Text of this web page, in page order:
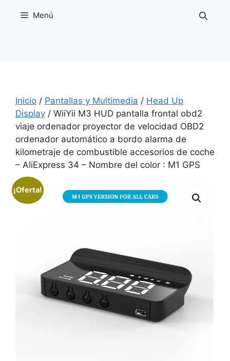
Menú
Inicio / Pantallas y Multimedia / Head Up
Display / WiiYii M3 HUD pantalla frontal obd2
viaje ordenador proyector de velocidad OBD2
ordenador automático a bordo alarma de
kilometraje de combustible accesorios de coche
– AliExpress 34 – Nombre del color : M1 GPS
¡Oferta!